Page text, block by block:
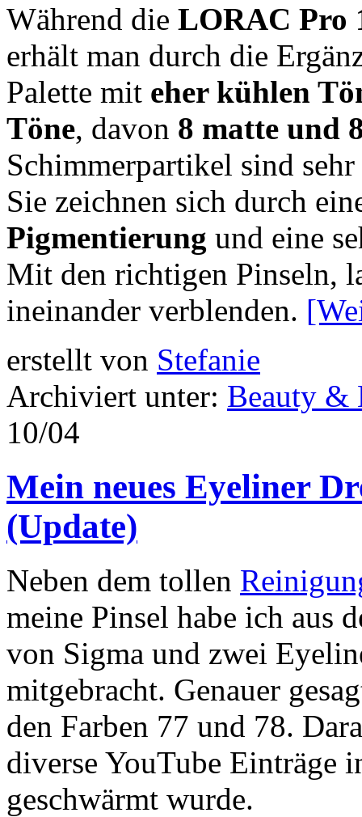
Während die LORAC Pro
erhält man durch die
Palette mit eher kühlen
Töne, davon 8 matte und
Schimmerpartikel sind
Sie zeichnen sich durch
Pigmentierung und eine
Mit den richtigen Pinseln,
ineinander verblenden.
erstellt von Stefanie
Archiviert unter: Beauty &
10/04
Mein neues Eyeliner
(Update)
Neben dem tollen
meine Pinsel habe ich aus
von Sigma und zwei
mitgebracht. Genauer
den Farben 77 und 78.
diverse YouTube Einträge
geschwärmt wurde.